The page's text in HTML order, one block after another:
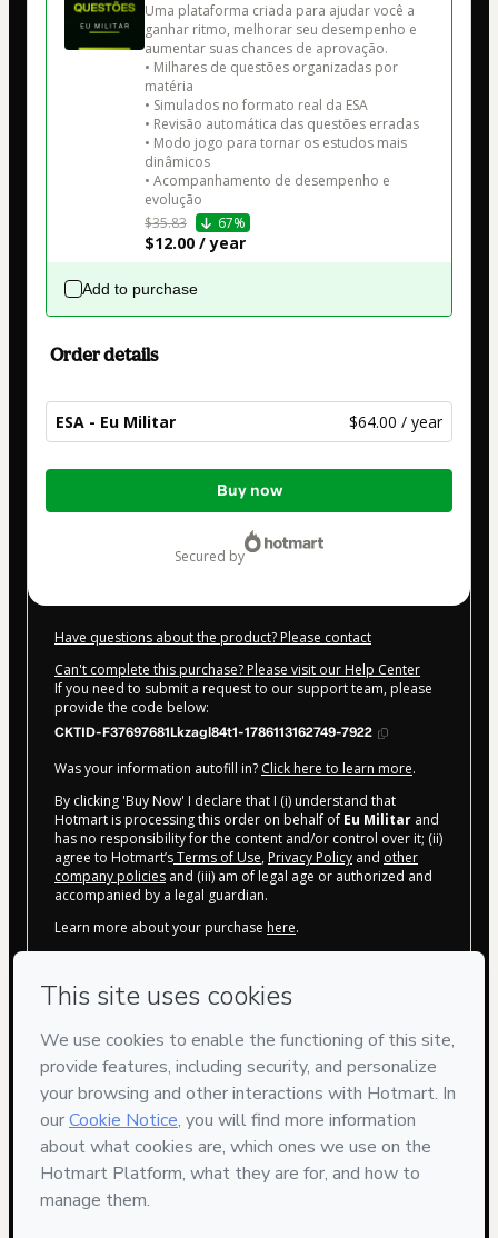
Uma plataforma criada para ajudar você a
ganhar ritmo, melhorar seu desempenho e
aumentar suas chances de aprovação.
• Milhares de questões organizadas por
matéria
• Simulados no formato real da ESA
• Revisão automática das questões erradas
• Modo jogo para tornar os estudos mais
dinâmicos
• Acompanhamento de desempenho e
$35.83
67%
$12.00 / year
Add to purchase
Order details
ESA - Eu Militar $64.00 / year
Total
Buy now
secured by
Have questions about the product? Please contact
Can't complete this purchase? Please visit our Help Center
If you need to submit a request to our support team, please
provide the code below:
CKTID-F37697681Lkzagl84t1-1786113162749-7922
Was your information autofill in? Click here to learn more.
By clicking 'Buy Now' I declare that I (i) understand that
Hotmart is processing this order on behalf of Eu Militar and
has no responsibility for the content and/or control over it; (ii)
agree to Hotmart’sTerms of Use, Privacy Policy and other
company policies and (iii) am of legal age or authorized and
accompanied by a legal guardian.
Learn more about your purchase here.